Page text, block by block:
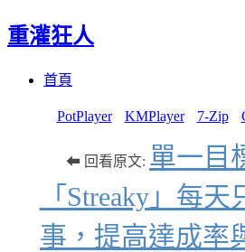
重灌狂人
首頁
PotPlayer KMPlayer 7-Zip
⬅ 回看原文: 單一目
「Streaky」每
事，提高達成率